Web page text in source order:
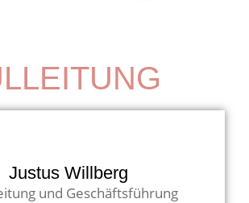
Justus Willberg
und Geschäftsführung